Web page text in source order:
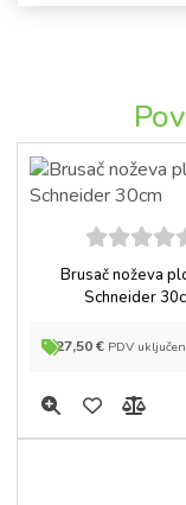
5out
5
Brusač noževa
Schneider
27,50€ PDV uključen